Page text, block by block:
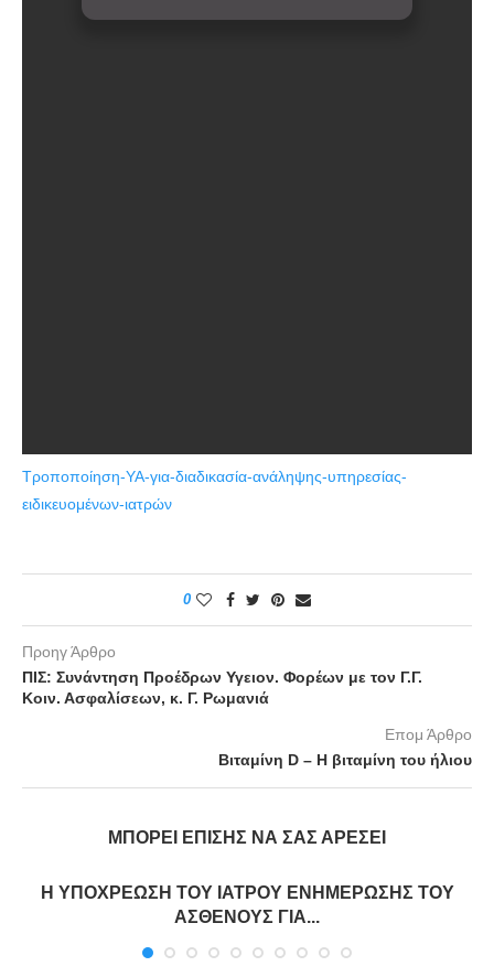
Τροποποίηση-ΥΑ-για-διαδικασία-ανάληψης-υπηρεσίας-
ειδικευομένων-ιατρών
0
Προηγ Άρθρο
ΠΙΣ: Συνάντηση Προέδρων Υγειον. Φορέων με τον Γ.Γ.
Κοιν. Ασφαλίσεων, κ. Γ. Ρωμανιά
Επομ Άρθρο
Βιταμίνη D – Η βιταμίνη του ήλιου
ΜΠΟΡΕΊ ΕΠΊΣΗΣ ΝΑ ΣΑΣ ΑΡΈΣΕΙ
Η ΥΠΟΧΡΕΩΣΗ ΤΟΥ ΙΑΤΡΟΥ ΕΝΗΜΕΡΩΣΗΣ ΤΟΥ
ΑΣΘΕΝΟΥΣ ΓΙΑ...